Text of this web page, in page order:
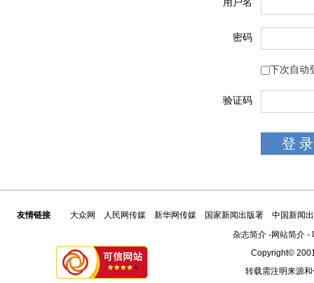
密码
下次自动
验证码
友情链接 大众网 人民网传媒 新华网传媒 国家新闻出版署
中国新闻
杂志简介 -网站简介 -
Copyright©
转载需注明来源